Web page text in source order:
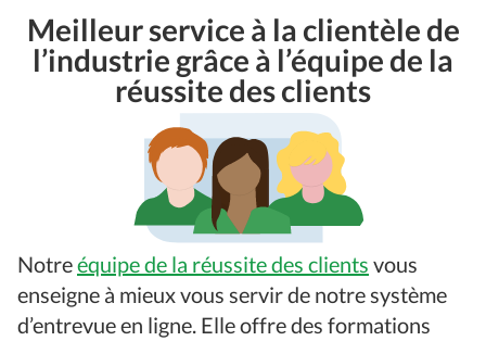
Meilleur service à la clientèle de
l’industrie grâce à l’équipe de la
réussite des clients
Notreéquipe de la réussite des clients vous
enseigne à mieux vous servir de notre système
d’entrevue en ligne. Elle offre des formations